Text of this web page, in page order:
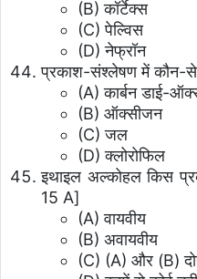
(B) कॉर्टेक्स
(C) पेल्विस
(D) नेफ्रॉन
प्रकाश-संश्लेषण में कौन-से
(A) कार्बन डाई-
(B) ऑक्सीजन
(C) जल
(D) क्लोरोफिल
इथाइल अल्कोहल किस
15 A]
(A) वायवीय
(B) अवायवीय
(C) (A) और (B)